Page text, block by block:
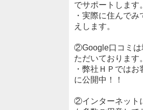
でサポートします。
・実際に住んで
えします。
②Google口コミは
ただいております。
・弊社ＨＰでは
に公開中！！
②インターネット